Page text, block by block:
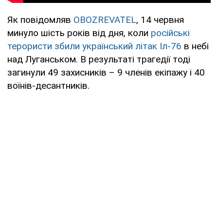
Як повідомляв OBOZREVATEL, 14 червня
минуло шість років від дня, коли російські
терористи збили український літак Іл-76 в небі
над Луганськом. В результаті трагедії тоді
загинули 49 захисників – 9 членів екіпажу і 40
воїнів-десантників.